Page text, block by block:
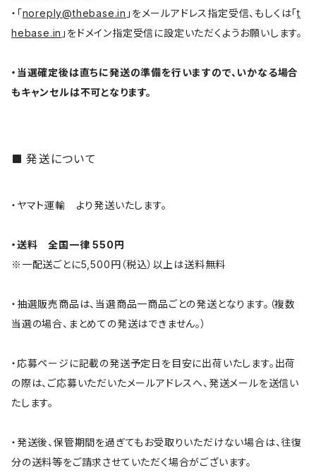
・「noreply@thebase.in 」をメールアドレス指定受信、もしくは「t
hebase.in 」をドメイン指定受信に設定いただくようお願いします。
・当選確定後は直ちに発送の準備を行いますので、いかなる場合
もキャンセルは不可となります。
発送について
・ヤマト運輸 より発送いたします。
・送料 全国一律 550円
※一配送ごとに5,500円（税込）以上は送料無料
・抽選販売商品は、当選商品一商品ごとの発送となります。（複数
当選の場合、まとめての発送はできません。）
・応募ページに記載の発送予定日を目安に出荷いたします。出荷
の際は、ご応募いただいたメールアドレスへ、発送メールを送信い
たします。
・発送後、保管期間を過ぎてもお受取りいただけない場合は、往復
分の送料等をご請求させていただく場合がございます。